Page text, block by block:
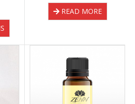
0out of 5
READ MORE